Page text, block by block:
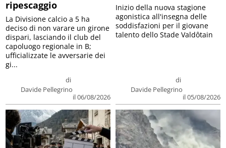
ripescaggio
di
Davide Pellegrino
il 06/08/2026
La Divisione calcio a 5 ha
deciso di non varare un girone
dispari, lasciando il club del
capoluogo regionale in B;
ufficializzate le avversarie dei
gi...
di
Davide Pellegrino
il 05/08/2026
Inizio della nuova stagione
agonistica all'insegna delle
soddisfazioni per il giovane
talento dello Stade Valdôtain